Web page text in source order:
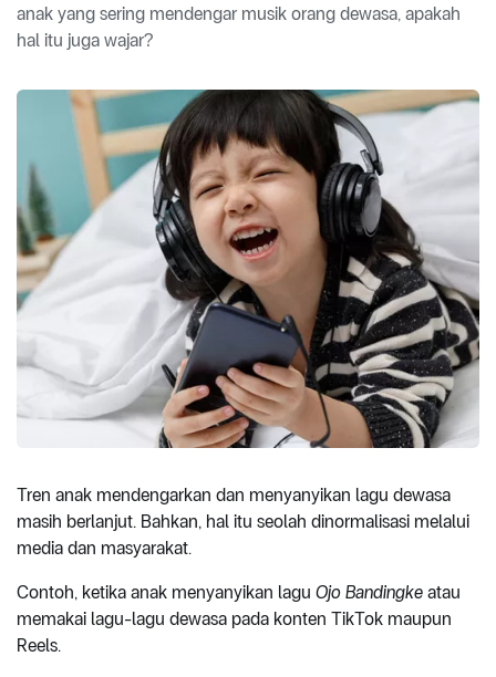
anak yang sering mendengar musik orang dewasa, apakah
hal itu juga wajar?
Tren anak mendengarkan dan menyanyikan lagu dewasa
masih berlanjut. Bahkan, hal itu seolah dinormalisasi melalui
media dan masyarakat.
Contoh, ketika anak menyanyikan lagu Ojo Bandingke atau
memakai lagu-lagu dewasa pada konten TikTok maupun
Reels.